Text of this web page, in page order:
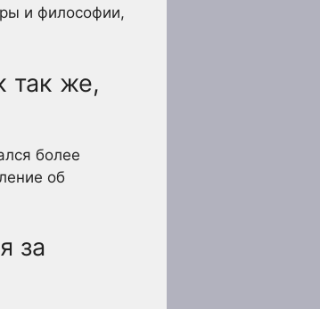
и философии,
так же,
более
об
за